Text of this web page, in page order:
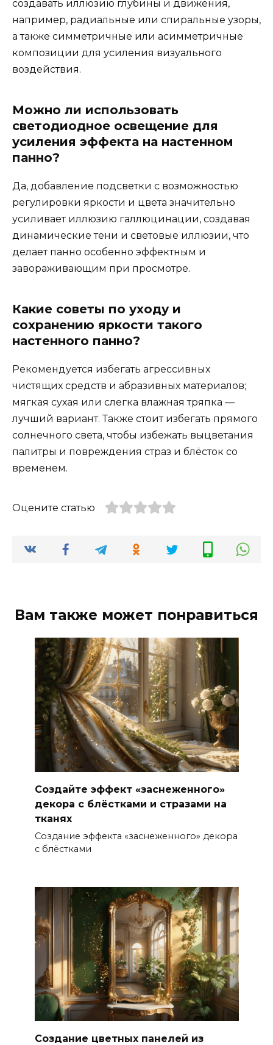
создавать иллюзию глубины и движения,
например, радиальные или спиральные узоры,
а также симметричные или асимметричные
композиции для усиления визуального
воздействия.
Можно ли использовать
светодиодное освещение для
усиления эффекта на настенном
панно?
Да, добавление подсветки с возможностью
регулировки яркости и цвета значительно
усиливает иллюзию галлюцинации, создавая
динамические тени и световые иллюзии, что
делает панно особенно эффектным и
завораживающим при просмотре.
Какие советы по уходу и
сохранению яркости такого
настенного панно?
Рекомендуется избегать агрессивных
чистящих средств и абразивных материалов;
мягкая сухая или слегка влажная тряпка —
лучший вариант. Также стоит избегать прямого
солнечного света, чтобы избежать выцветания
палитры и повреждения страз и блёсток со
временем.
Оцените статью
Вам также может понравиться
Создайте эффект «заснеженного»
декора с блёстками и стразами на
тканях
Создание эффекта «заснеженного» декора
с блёстками
Создание цветных панелей из